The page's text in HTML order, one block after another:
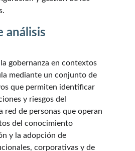
análisis
gobernanza en contextos
mediante un conjunto de
que permiten identificar
y riesgos del
red de personas que operan
del conocimiento
y la adopción de
corporativas y de